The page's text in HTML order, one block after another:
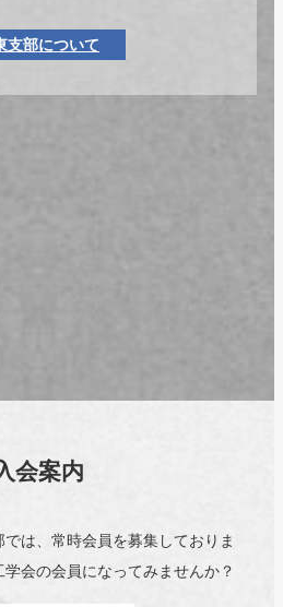
支部について
会案内
は、常時会員を募集しておりま
会の会員になってみませんか？